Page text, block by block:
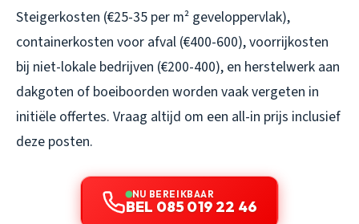
Steigerkosten (€25-35 per m² geveloppervlak),
containerkosten voor afval (€400-600), voorrijkosten
bij niet-lokale bedrijven (€200-400), en herstelwerk aan
dakgoten of boeiboorden worden vaak vergeten in
initiële offertes. Vraag altijd om een all-in prijs inclusief
deze posten.
NU BEREIKBAAR
BEL 085 019 22 46